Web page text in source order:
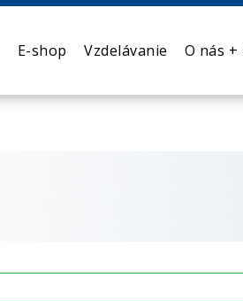
E-shop Vzdelávanie O nás